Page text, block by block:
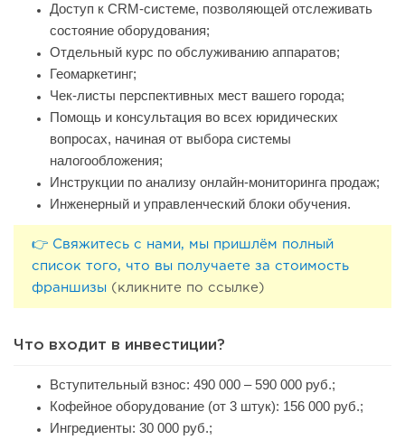
Доступ к CRM-системе, позволяющей отслеживать
состояние оборудования;
Отдельный курс по обслуживанию аппаратов;
Геомаркетинг;
Чек-листы перспективных мест вашего города;
Помощь и консультация во всех юридических
вопросах, начиная от выбора системы
налогообложения;
Инструкции по анализу онлайн-мониторинга продаж;
Инженерный и управленческий блоки обучения.
👉 Свяжитесь с нами, мы пришлём полный
список того, что вы получаете за стоимость
франшизы (кликните по ссылке)
Что входит в инвестиции?
Вступительный взнос: 490 000 – 590 000 руб.;
Кофейное оборудование (от 3 штук): 156 000 руб.;
Ингредиенты: 30 000 руб.;